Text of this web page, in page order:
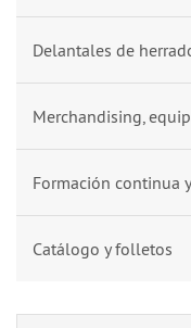
Delantales de
Merchandising,
Formación continua
Catálogo y folletos